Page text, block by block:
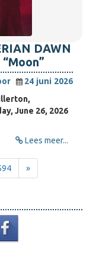
DAWN
24 juni 2026
June 26, 2026
Lees meer...
»